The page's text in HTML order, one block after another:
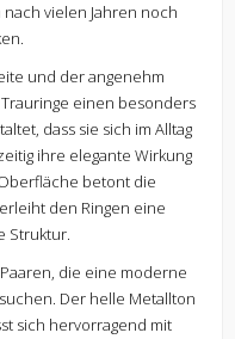
vielen Jahren noch
und der angenehm
einen besonders
dass sie sich im Alltag
ihre elegante Wirkung
betont die
den Ringen eine
Struktur.
die eine moderne
Der helle Metallton
sich hervorragend mit